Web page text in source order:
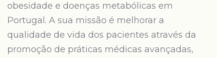
obesidade e doenças metabólicas em
Portugal. A sua missão é melhorar a
qualidade de vida dos pacientes através da
promoção de práticas médicas avançadas,